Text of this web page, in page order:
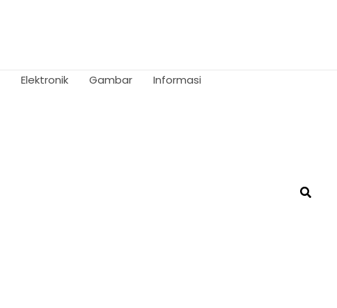
Elektronik Gambar
Informasi